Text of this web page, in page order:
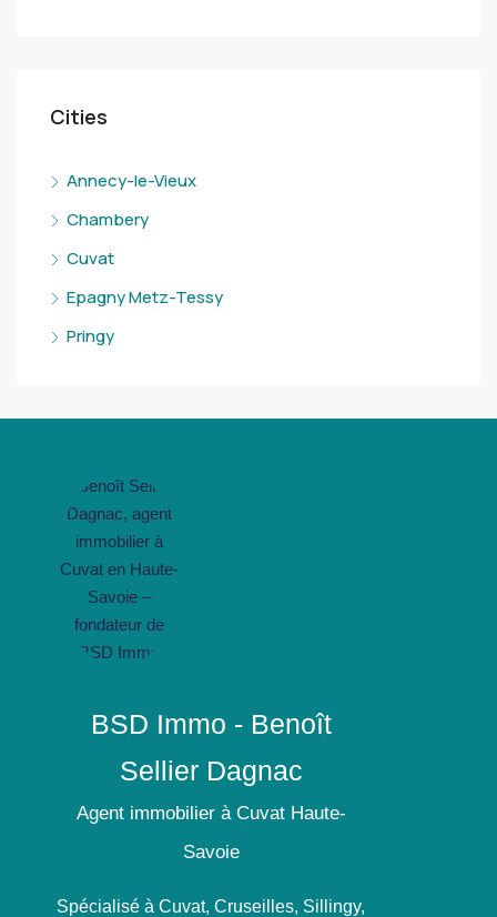
Cities
Annecy-le-Vieux
Chambery
Cuvat
Epagny Metz-Tessy
Pringy
BSD Immo - Benoît
Sellier Dagnac
Agent immobilier à Cuvat Haute-
Savoie
Spécialisé à Cuvat, Cruseilles, Sillingy,